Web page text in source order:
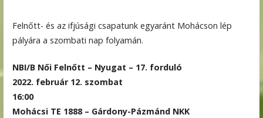
Felnőtt- és az ifjúsági csapatunk egyaránt Mohácson lép
pályára a szombati nap folyamán.
NBI/B Női Felnőtt – Nyugat – 17. forduló
2022. február 12. szombat
16:00
Mohácsi TE 1888 – Gárdony-Pázmánd NKK